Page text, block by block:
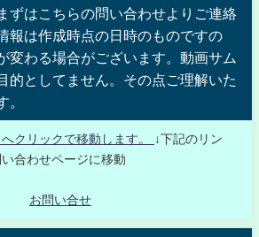
ずはこちらの問い合わせよりご連絡
報は作成時点の日時のものですの
変わる場合がございます。動画サム
的としてません。その点ご理解いた
。
クリックで移動します。
↓下記のリン
合わせページに移動
お問い合せ